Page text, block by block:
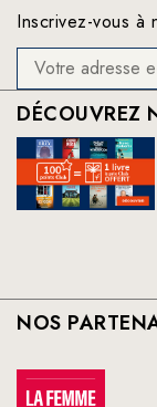
Inscrivez-vous à
DÉCOUVREZ
NOS